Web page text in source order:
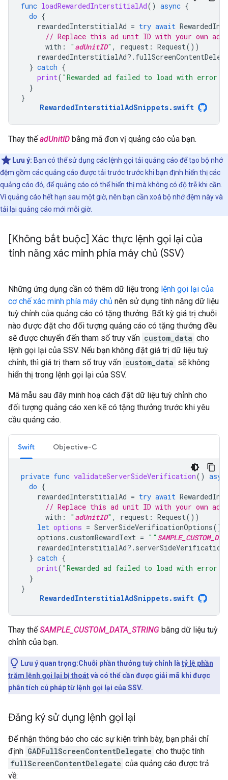
func loadRewardedInterstitialAd() async {
do {
rewardedInterstitialAd = try await
// Replace this ad unit ID with your own ad
with : " adUnitID" , request : Request())
rewardedInterstitialAd?.
} catch {
print( "Rewarded ad failed to load with error:
}
}
RewardedInterstitialAdSnippets.swift
Thay thếadUnitID bằng mã đơn vị quảng cáo của bạn.
Lưu ý: Bạn có thể sử dụng các lệnh gọi tải quảng cáo để tạo bộ nhớ
đệm gồm các quảng cáo được tải trước trước khi bạn định hiển thị các
quảng cáo đó, để quảng cáo có thể hiển thị mà không có độ trễ khi cần.
Vì quảng cáo hết hạn sau một giờ, nên bạn cần xoá bộ nhớ đệm này và
tải lại quảng cáo mới mỗi giờ.
[Không bắt buộc] Xác thực lệnh gọi lại của
tính năng xác minh phía máy chủ (SSV)
Những ứng dụng cần có thêm dữ liệu trong lệnh gọi lại của
cơ chế xác minh phía máy chủ nên sử dụng tính năng dữ liệu
tuỳ chỉnh của quảng cáo có tặng thưởng. Bất kỳ giá trị chuỗi
nào được đặt cho đối tượng quảng cáo có tặng thưởng đều
sẽ được chuyển đến tham số truy vấn custom_data cho
lệnh gọi lại của SSV. Nếu bạn không đặt giá trị dữ liệu tuỳ
chỉnh, thì giá trị tham số truy vấn custom_data sẽ không
hiển thị trong lệnh gọi lại của SSV.
Mã mẫu sau đây minh hoạ cách đặt dữ liệu tuỳ chỉnh cho
đối tượng quảng cáo xen kẽ có tặng thưởng trước khi yêu
cầu quảng cáo.
Swift Objective-C
private func validateServerSideVerification()
do {
rewardedInterstitialAd = try await
// Replace this ad unit ID with your own ad
with : " adUnitID" , request : Request())
let options = ServerSideVerificationOptions()
options .customRewardText = ""
rewardedInterstitialAd?.
} catch {
print( "Rewarded ad failed to load with error:
}
}
RewardedInterstitialAdSnippets.swift
Thay thếSAMPLE_CUSTOM_DATA_STRING bằng dữ liệu tuỳ
chỉnh của bạn.
Lưu ý quan trọng:Chuỗi phần thưởng tuỳ chỉnh là tỷ lệ phần
trăm lệnh gọi lại bị thoátvà có thể cần được giải mã khi được
phân tích cú pháp từ lệnh gọi lại của SSV.
Đăng ký sử dụng lệnh gọi lại
Để nhận thông báo cho các sự kiện trình bày, bạn phải chỉ
định GADFullScreenContentDelegate cho thuộc tính
fullScreenContentDelegate của quảng cáo được trả
về: